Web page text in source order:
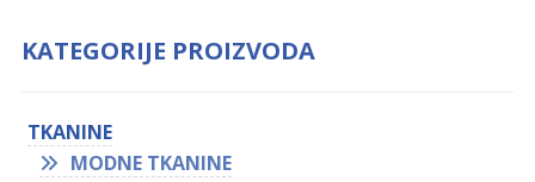
KATEGORIJE PROIZVODA
TKANINE
MODNE TKANINE